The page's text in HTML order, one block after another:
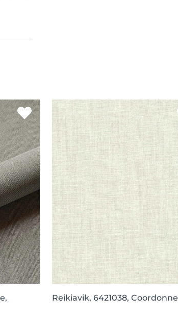
Reikiavik, 6421038, Coordonne